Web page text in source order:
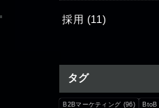
採用 (11)
タグ
B2Bマーケティング (96) BtoB